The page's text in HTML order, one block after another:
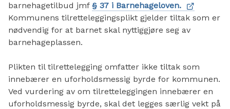
barnehagetilbud jmf § 37 i Barnehageloven.
Kommunens tilretteleggingsplikt gjelder tiltak som er
nødvendig for at barnet skal nyttiggjøre seg av
barnehageplassen.
Plikten til tilrettelegging omfatter ikke tiltak som
innebærer en uforholdsmessig byrde for kommunen.
Ved vurdering av om tilretteleggingen innebærer en
uforholdsmessig byrde, skal det legges særlig vekt på